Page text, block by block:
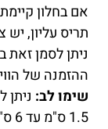
אם בחלון
תריס עליון,
ניתן לסמן
ההזמנה של
שימו לב:
1.5 ס"מ עד 6 ס"מ באמצעות האביזר.